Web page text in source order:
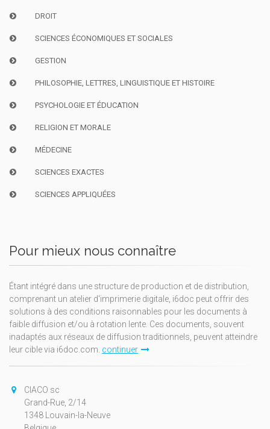
DROIT
SCIENCES ÉCONOMIQUES ET SOCIALES
GESTION
PHILOSOPHIE, LETTRES, LINGUISTIQUE ET HISTOIRE
PSYCHOLOGIE ET ÉDUCATION
RELIGION ET MORALE
MÉDECINE
SCIENCES EXACTES
SCIENCES APPLIQUÉES
Pour mieux nous connaître
Étant intégré dans une structure de production et de distribution,
comprenant un atelier d'imprimerie digitale, i6doc peut offrir des
solutions à des conditions raisonnables pour les documents à
faible diffusion et/ou à rotation lente. Ces documents, souvent
inadaptés aux réseaux de diffusion traditionnels, peuvent atteindre
leur cible via i6doc.com. continuer
CIACO sc
Grand-Rue, 2/14
1348 Louvain-la-Neuve